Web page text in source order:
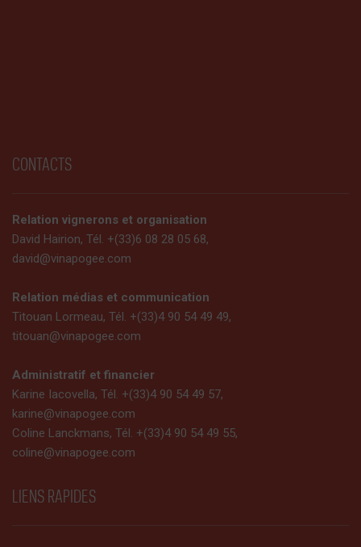
CONTACTS
Relation vignerons et organisation
David Hairion, Tél. +(33)6 08 28 05 68,
david@vinapogee.com
Relation médias et communication
Titouan Lormeau, Tél. +(33)4 90 54 49 49,
titouan@vinapogee.com
Administratif et financier
Karine Iacovella, Tél. +(33)4 90 54 49 57,
karine@vinapogee.com
Coline Lanckmans, Tél. +(33)4 90 54 49 55,
coline@vinapogee.com
LIENS RAPIDES